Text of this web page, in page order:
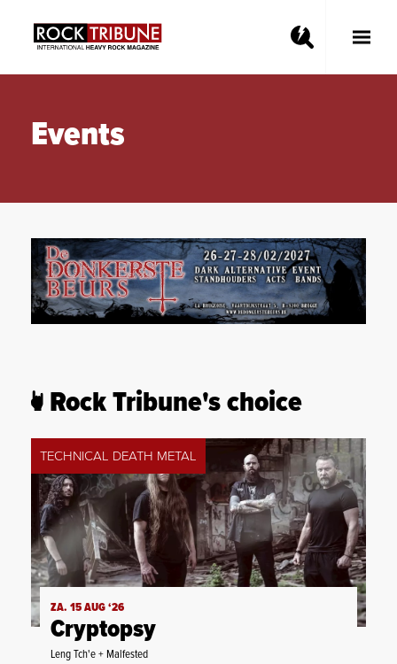
Toggle
Events
Rock Tribune's choice
TECHNICAL DEATH METAL
ZA. 15 AUG ‘26
Cryptopsy
Leng Tch'e + Malfested